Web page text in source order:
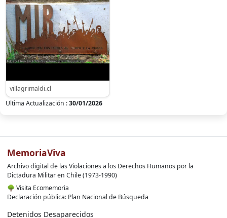
villagrimaldi.cl
Ultima Actualización :30/01/2026
MemoriaViva
Archivo digital de las Violaciones a los Derechos Humanos por la
Dictadura Militar en Chile (1973-1990)
🌳 Visita Ecomemoria
Declaración pública: Plan Nacional de Búsqueda
Detenidos Desaparecidos